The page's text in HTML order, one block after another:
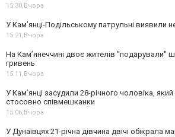
15:30,Вчора
У Кам’янці-Подільському патрульні виявили
15:21,Вчора
На Камʼянеччині двоє жителів "подарували"
гривень
15:11,Вчора
У Камʼянці засудили 28-річного чоловіка,
стосовно співмешканки
15:06,Вчора
У Дунаївцях 21-річна дівчина двічі обікрала